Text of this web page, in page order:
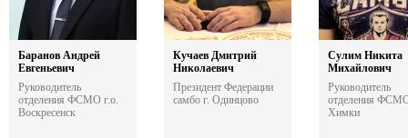
Баранов Андрей
Евгеньевич
Руководитель
отделения ФСМО г.о.
Воскресенск
Кучаев Дмитрий
Николаевич
Президент Федерации
самбо г. Одинцово
Сулим Никита
Михайлович
Руководитель
отделения
Химки